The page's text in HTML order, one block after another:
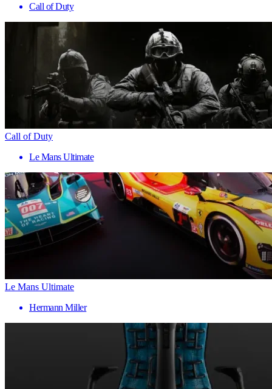
Call of Duty
Call of Duty
Le Mans Ultimate
Le Mans Ultimate
Hermann Miller